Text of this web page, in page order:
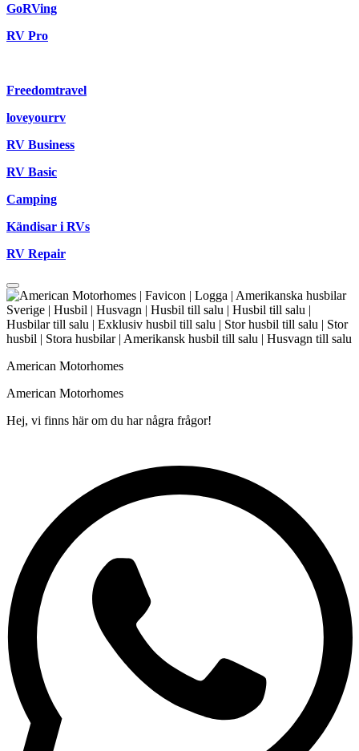
GoRVing
RV Pro
Freedomtravel
loveyourrv
RV Business
RV Basic
Camping
Kändisar i RVs
RV Repair
American Motorhomes
American Motorhomes
Hej, vi finns här om du har några frågor!